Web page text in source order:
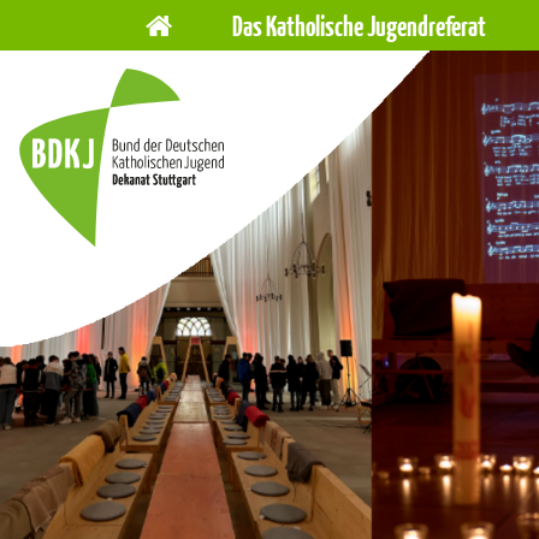
Navigation
überspringen
Das Katholische Jugendreferat